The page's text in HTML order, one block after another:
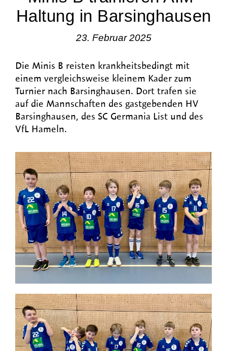
Haltung in Barsinghausen
23. Februar 2025
Die Minis B reisten krankheitsbedingt mit
einem vergleichsweise kleinem Kader zum
Turnier nach Barsinghausen. Dort trafen sie
auf die Mannschaften des gastgebenden HV
Barsinghausen, des SC Germania List und des
VfL Hameln.